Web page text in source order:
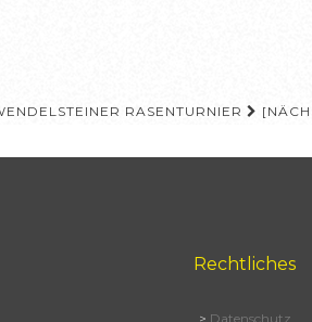
RASENTURNIER
Rechtliches
> Datenschutz